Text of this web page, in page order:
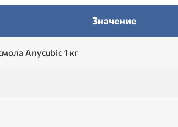
Значение
Anycubic 1 кг